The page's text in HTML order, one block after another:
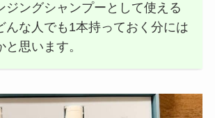
ジングシャンプーとして使える
んな人でも1本持っておく分には
と思います。